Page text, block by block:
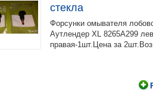
стекла
Форсунки омывателя
Аутлендер XL 8265A299
правая-1шт.Цена за